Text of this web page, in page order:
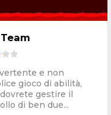
e non
gioco di abilità,
gestire il
di ben due...